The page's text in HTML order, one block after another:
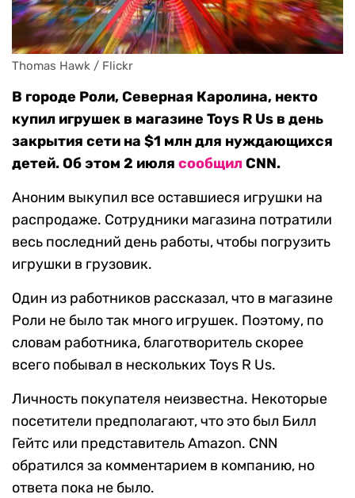
Thomas Hawk / Flickr
В городе Роли, Северная Каролина, некто
купил игрушек в магазине Toys R Us в день
закрытия сети на $1 млн для нуждающихся
детей. Об этом 2 июля сообщилCNN.
Аноним выкупил все оставшиеся игрушки на
распродаже. Сотрудники магазина потратили
весь последний день работы, чтобы погрузить
игрушки в грузовик.
Один из работников рассказал, что в магазине
Роли не было так много игрушек. Поэтому, по
словам работника, благотворитель скорее
всего побывал в нескольких Toys R Us.
Личность покупателя неизвестна. Некоторые
посетители предполагают, что это был Билл
Гейтс или представитель Amazon. CNN
обратился за комментарием в компанию, но
ответа пока не было.